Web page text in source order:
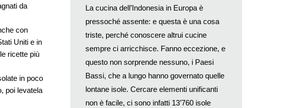
da
con
Uniti e in
ricette più
in poco
poi levatela
La cucina dell’Indonesia in Europa è
pressoché assente: e questa è una cosa
triste, perché conoscere altrui cucine
sempre ci arricchisce. Fanno eccezione, e
questo non sorprende nessuno, i Paesi
Bassi, che a lungo hanno governato quelle
lontane isole. Cercare elementi unificanti
non è facile, ci sono infatti 13’760 isole